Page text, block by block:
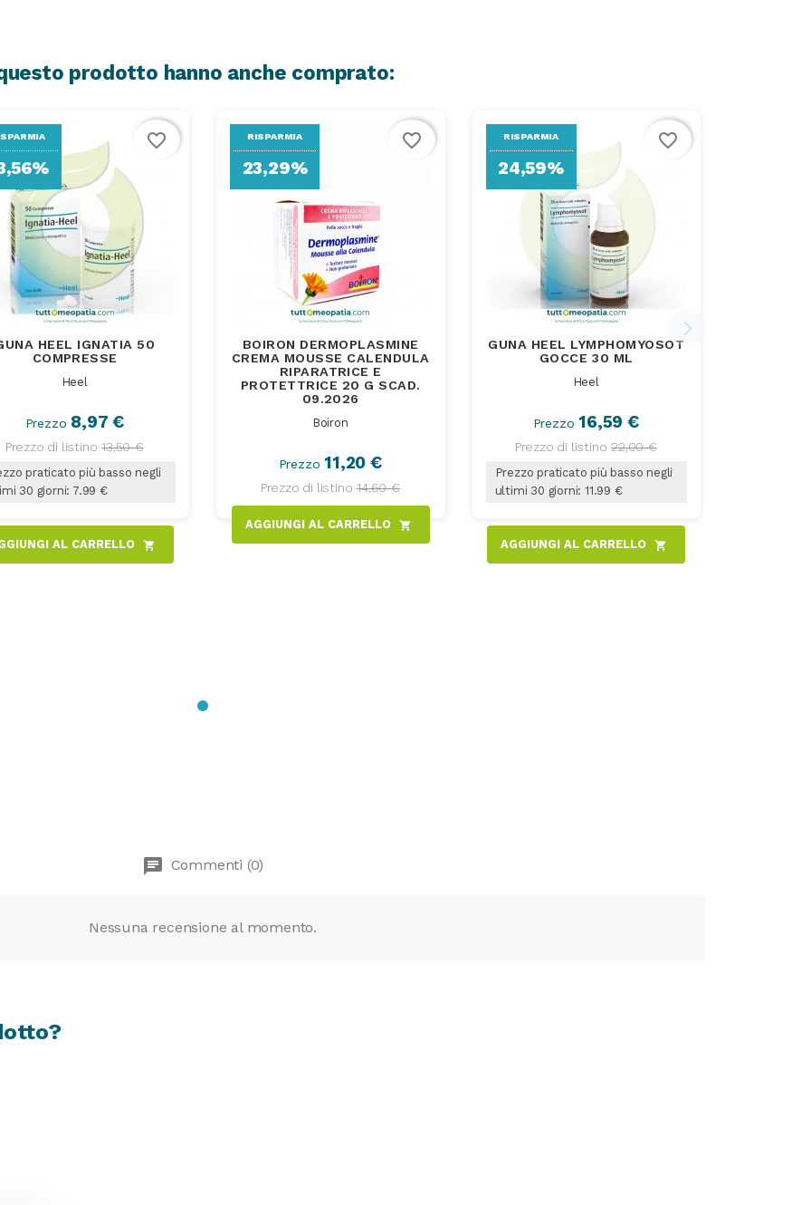
prodotto hanno anche comprato:
HEEL IGNATIA 50
COMPRESSE
Heel
Prezzo 8,97 €
Prezzo di listino 13,50 €
praticato più basso negli
30 giorni: 7.99 €
AL CARRELLO shopping_cart
favorite_border
BOIRON DERMOPLASMINE
CREMA MOUSSE CALENDULA
RIPARATRICE E
PROTETTRICE 20 G SCAD.
09.2026
Boiron
Prezzo 11,20 €
Prezzo di listino 14,60 €
AGGIUNGI AL CARRELLO shopping_cart
RISPARMIA
23,29%
favorite_border
GUNA HEEL LYMPHOMYOSOT
GOCCE 30 ML
Heel
Prezzo 16,59 €
Prezzo di listino 22,00 €
Prezzo praticato più basso negli
ultimi 30 giorni: 11.99 €
AGGIUNGI AL CARRELLO shopping_cart
RISPARMIA
24,59%
favorite_border
chat Commenti (0)
Nessuna recensione al momento.